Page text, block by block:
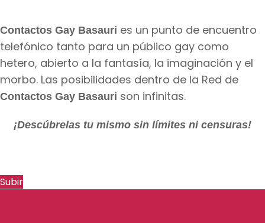
Contactos Gay Basauri es un punto de encuentro
telefónico tanto para un público gay como
hetero, abierto a la fantasía, la imaginación y el
morbo. Las posibilidades dentro de la Red de
Contactos Gay Basauri son infinitas.
¡Descúbrelas tu mismo sin límites ni censuras!
Subir